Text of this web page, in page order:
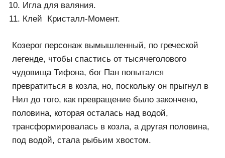
Игла для валяния.
Клей Кристалл-Момент.
Козерог персонаж вымышленный, по греческой
легенде, чтобы спастись от тысячеголового
чудовища Тифона, бог Пан попытался
превратиться в козла, но, поскольку он прыгнул в
Нил до того, как превращение было закончено,
половина, которая осталась над водой,
трансформировалась в козла, а другая половина,
под водой, стала рыбьим хвостом.